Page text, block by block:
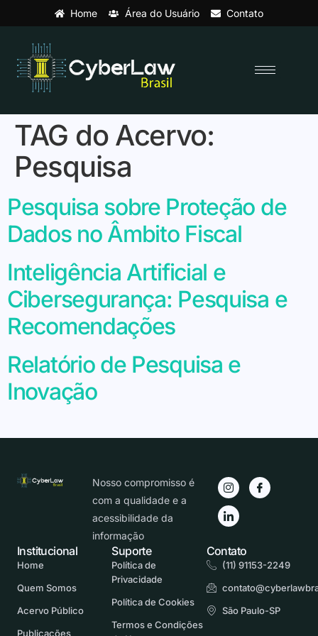
Home Área do Usuário Contato
TAG do Acervo:
Pesquisa
Pesquisa sobre Proteção de
Dados no Âmbito Fiscal
Inteligência Artificial e
Cibersegurança: Pesquisa e
Recomendações
Relatório de Pesquisa e
Inovação
Nosso compromisso é
com a qualidade e a
acessibilidade da
informação
Suporte
Política de
Privacidade
Política de Cookies
Termos e Condições
Contato
(11) 91153-2249
São Paulo-SP
Institucional
Home
Quem Somos
Acervo Público
Publicações